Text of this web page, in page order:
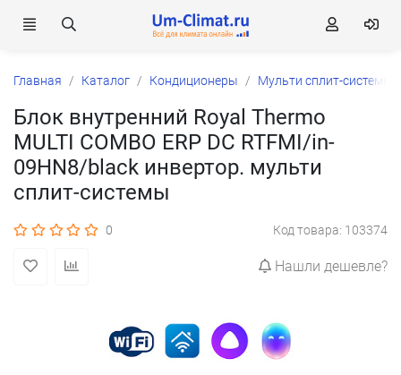
Главная Каталог Кондиционеры Мульти сплит-системы
Блок внутренний Royal Thermo
MULTI COMBO ERP DC RTFMI/in-
09HN8/black инвертор. мульти
сплит-системы
0 Код товара: 103374
Нашли дешевле?